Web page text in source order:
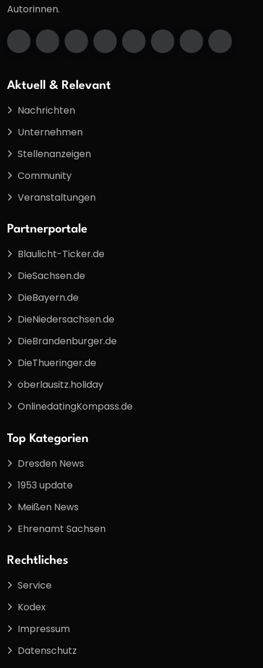
Autorinnen.
Aktuell & Relevant
Nachrichten
Unternehmen
Stellenanzeigen
Community
Veranstaltungen
Partnerportale
Blaulicht-Ticker.de
DieSachsen.de
DieBayern.de
DieNiedersachsen.de
DieBrandenburger.de
DieThueringer.de
oberlausitz.holiday
OnlinedatingKompass.de
Top Kategorien
Dresden News
1953 update
Meißen News
Ehrenamt Sachsen
Rechtliches
Service
Kodex
Impressum
Datenschutz